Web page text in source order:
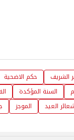
الشريف حكم الاضحية
السنة المؤكدة
العيد الموجز